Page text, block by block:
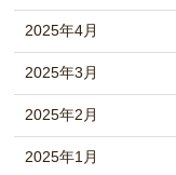
2025年4月
2025年3月
2025年2月
2025年1月